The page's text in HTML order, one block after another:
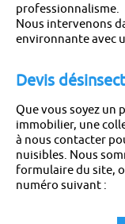
professionnalisme.
Nous intervenons
environnante avec
Devis
Que vous soyez un
immobilier, une
à nous contacter
nuisibles. Nous
formulaire du site,
numéro suivant :